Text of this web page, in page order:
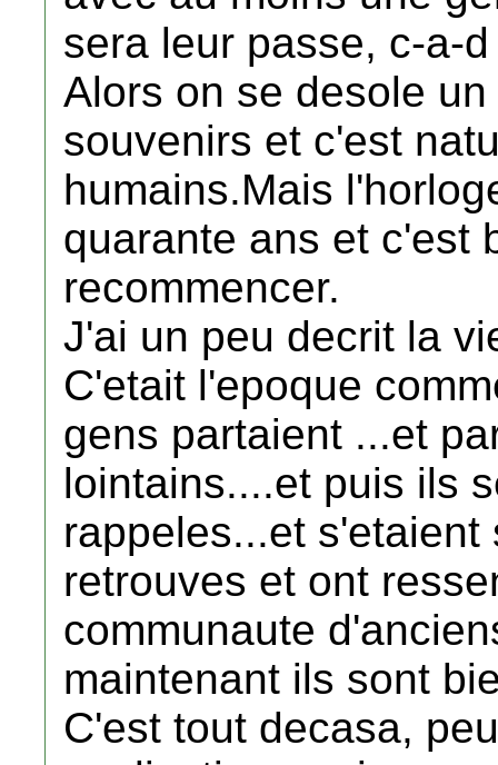
sera leur passe, c-a-
Alors on se desole
souvenirs et c'est
humains.Mais
quarante ans et c'est
recommencer.
J'ai un peu decrit la
C'etait l'epoque
gens partaient ...et
lointains....et puis ils
rappeles...et
retrouves et ont
communaute
maintenant ils sont
C'est tout decasa,